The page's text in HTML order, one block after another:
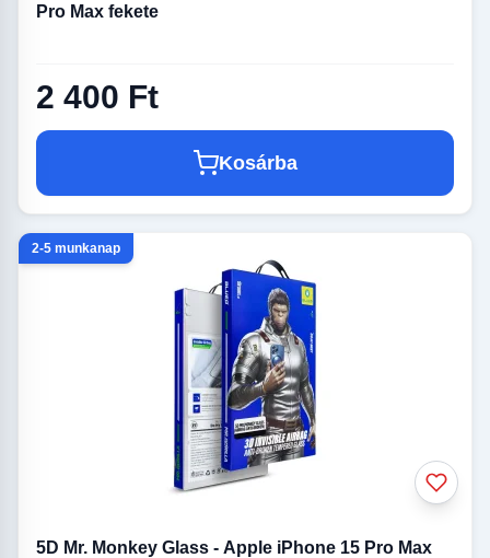
Pro Max fekete
2 400 Ft
Kosárba
2-5 munkanap
5D Mr. Monkey Glass - Apple iPhone 15 Pro Max